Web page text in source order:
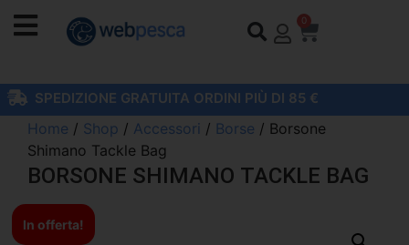
0
SPEDIZIONE GRATUITA ORDINI PIÙ DI 85 €
Home / Shop / Accessori / Borse / Borsone
Shimano Tackle Bag
BORSONE SHIMANO TACKLE BAG
In offerta!